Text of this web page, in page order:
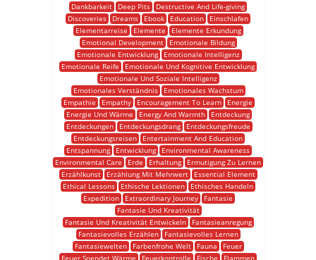
Dankbarkeit
Deep Pits
Destructive And Life-giving
Discoveries
Dreams Ebook Education
Einschlafen
Elementarreise
Elemente
Elemente Erkundung
Emotional Development
Emotionale Bildung
Emotionale Entwicklung
Emotionale Intelligenz
Emotionale Reife
Emotionale Und Kognitive Entwicklung
Emotionale Und Soziale Intelligenz
Emotionales Verständnis
Emotionales Wachstum
Empathie
Empathy Encouragement To Learn
Energie
Energie Und Wärme
Energy And Warmth
Entdeckung
Entdeckungen
Entdeckungsdrang
Entdeckungsfreude
Entdeckungsreisen
Entertainment And Education
Entspannung
Entwicklung
Environmental Awareness
Environmental Care
Erde Erhaltung
Ermutigung Zu Lernen
Erzählkunst
Erzählung Mit Mehrwert
Essential Element
Ethical Lessons
Ethische Lektionen
Ethisches Handeln
Expedition
Extraordinary Journey
Fantasie
Fantasie Und Kreativität
Fantasie Und Kreativität Entwickeln
Fantasieanregung
Fantasievolles Erzählen
Fantasievolles Lernen
Fantasiewelten
Farbenfrohe Welt Fauna
Feuer
Feuer Spendet Wärme
Feuerkontrolle Fische
Flammen